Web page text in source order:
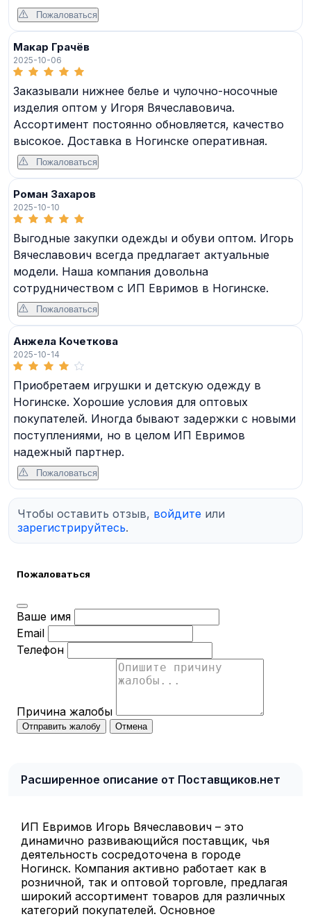
Пожаловаться
Макар Грачёв
2025-10-06
Заказывали нижнее белье и чулочно-носочные
изделия оптом у Игоря Вячеславовича.
Ассортимент постоянно обновляется, качество
высокое. Доставка в Ногинске оперативная.
Пожаловаться
Роман Захаров
2025-10-10
Выгодные закупки одежды и обуви оптом. Игорь
Вячеславович всегда предлагает актуальные
модели. Наша компания довольна
сотрудничеством с ИП Евримов в Ногинске.
Пожаловаться
Анжела Кочеткова
2025-10-14
Приобретаем игрушки и детскую одежду в
Ногинске. Хорошие условия для оптовых
покупателей. Иногда бывают задержки с новыми
поступлениями, но в целом ИП Евримов
надежный партнер.
Пожаловаться
Чтобы оставить отзыв, войдите или
зарегистрируйтесь.
Пожаловаться
Ваше имя
Email
Телефон
Причина жалобы
Отправить жалобу Отмена
Расширенное описание от Поставщиков.нет
ИП Евримов Игорь Вячеславович – это
динамично развивающийся поставщик, чья
деятельность сосредоточена в городе
Ногинск. Компания активно работает как в
розничной, так и оптовой торговле, предлагая
широкий ассортимент товаров для различных
категорий покупателей. Основное